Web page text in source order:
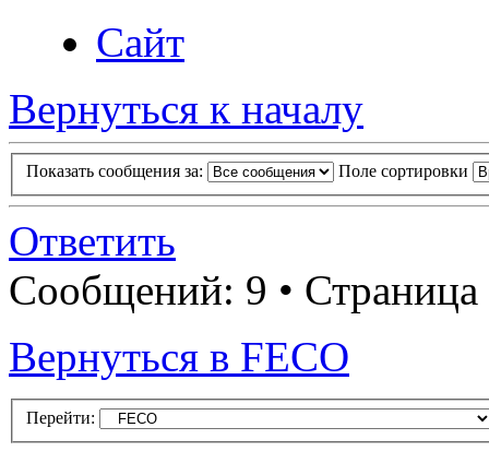
Сайт
Вернуться к началу
Показать сообщения за: Поле сортировки
Ответить
Сообщений: 9 • Страница
Вернуться в FECO
Перейти: